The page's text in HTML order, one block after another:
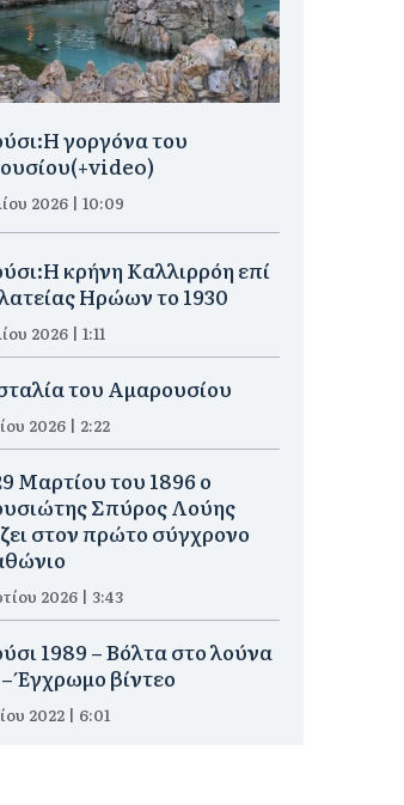
γοργόνα του
2026 | 10:09
κρήνη Καλλιρρόη επί
Ηρώων το 1930
2026 | 1:11
του Αμαρουσίου
2026 | 2:22
Μαρτίου του 1896 ο
Σπύρος Λούης
στον πρώτο σύγχρονο
2026 | 3:43
1989 – Βόλτα στο λούνα
Έγχρωμο βίντεο
2022 | 6:01